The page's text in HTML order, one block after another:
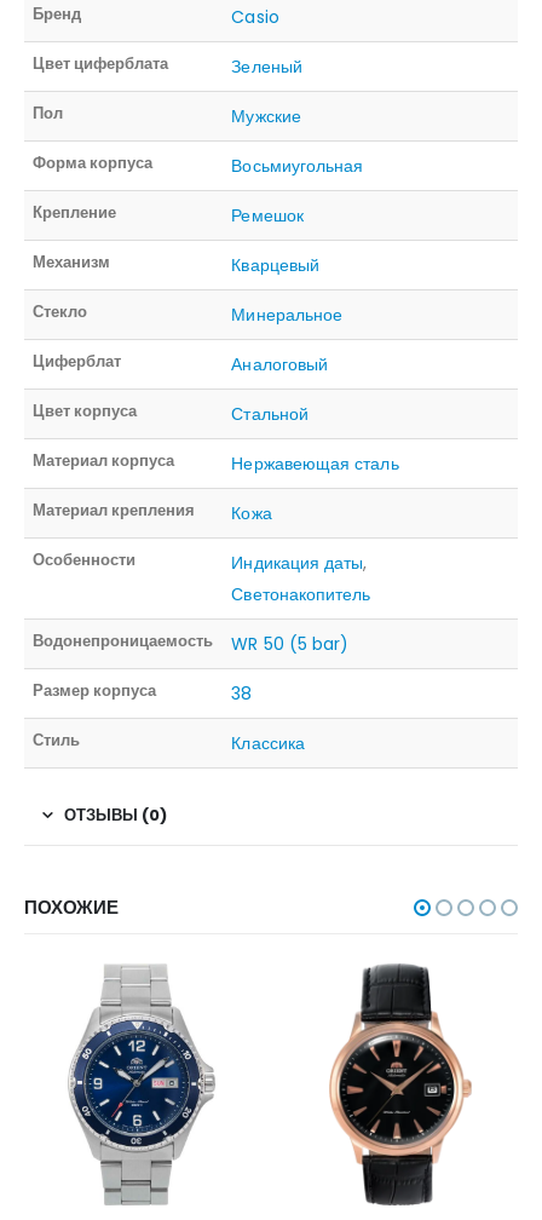
Бренд Casio
Цвет циферблата Зеленый
Пол Мужские
Форма корпуса Восьмиугольная
Крепление Ремешок
Механизм Кварцевый
Стекло Минеральное
Циферблат Аналоговый
Цвет корпуса Стальной
Материал корпуса Нержавеющая сталь
Материал крепления Кожа
Особенности Индикация даты,
Светонакопитель
Водонепроницаемость WR 50 (5 bar)
Размер корпуса 38
Стиль Классика
ОТЗЫВЫ (0)
ПОХОЖИЕ